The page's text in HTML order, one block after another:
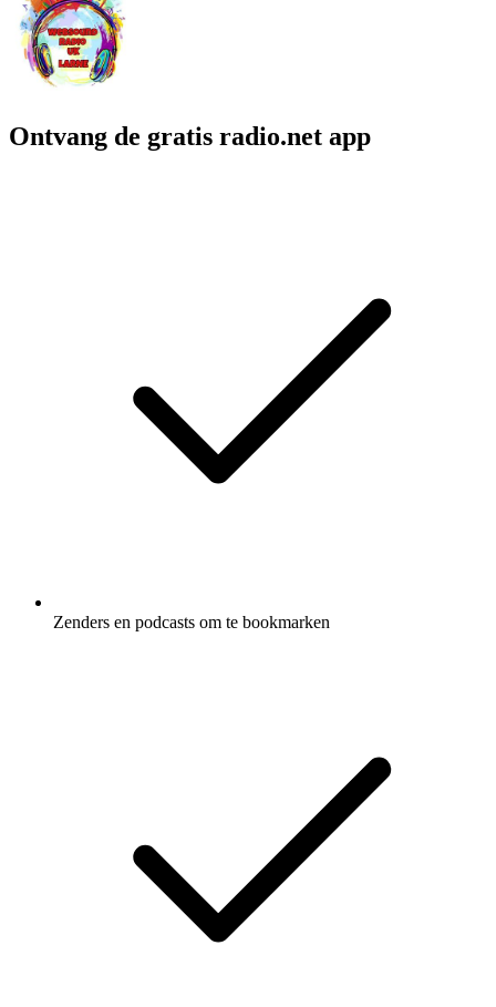
Ontvang de gratis radio.net app
Zenders en podcasts om te bookmarken